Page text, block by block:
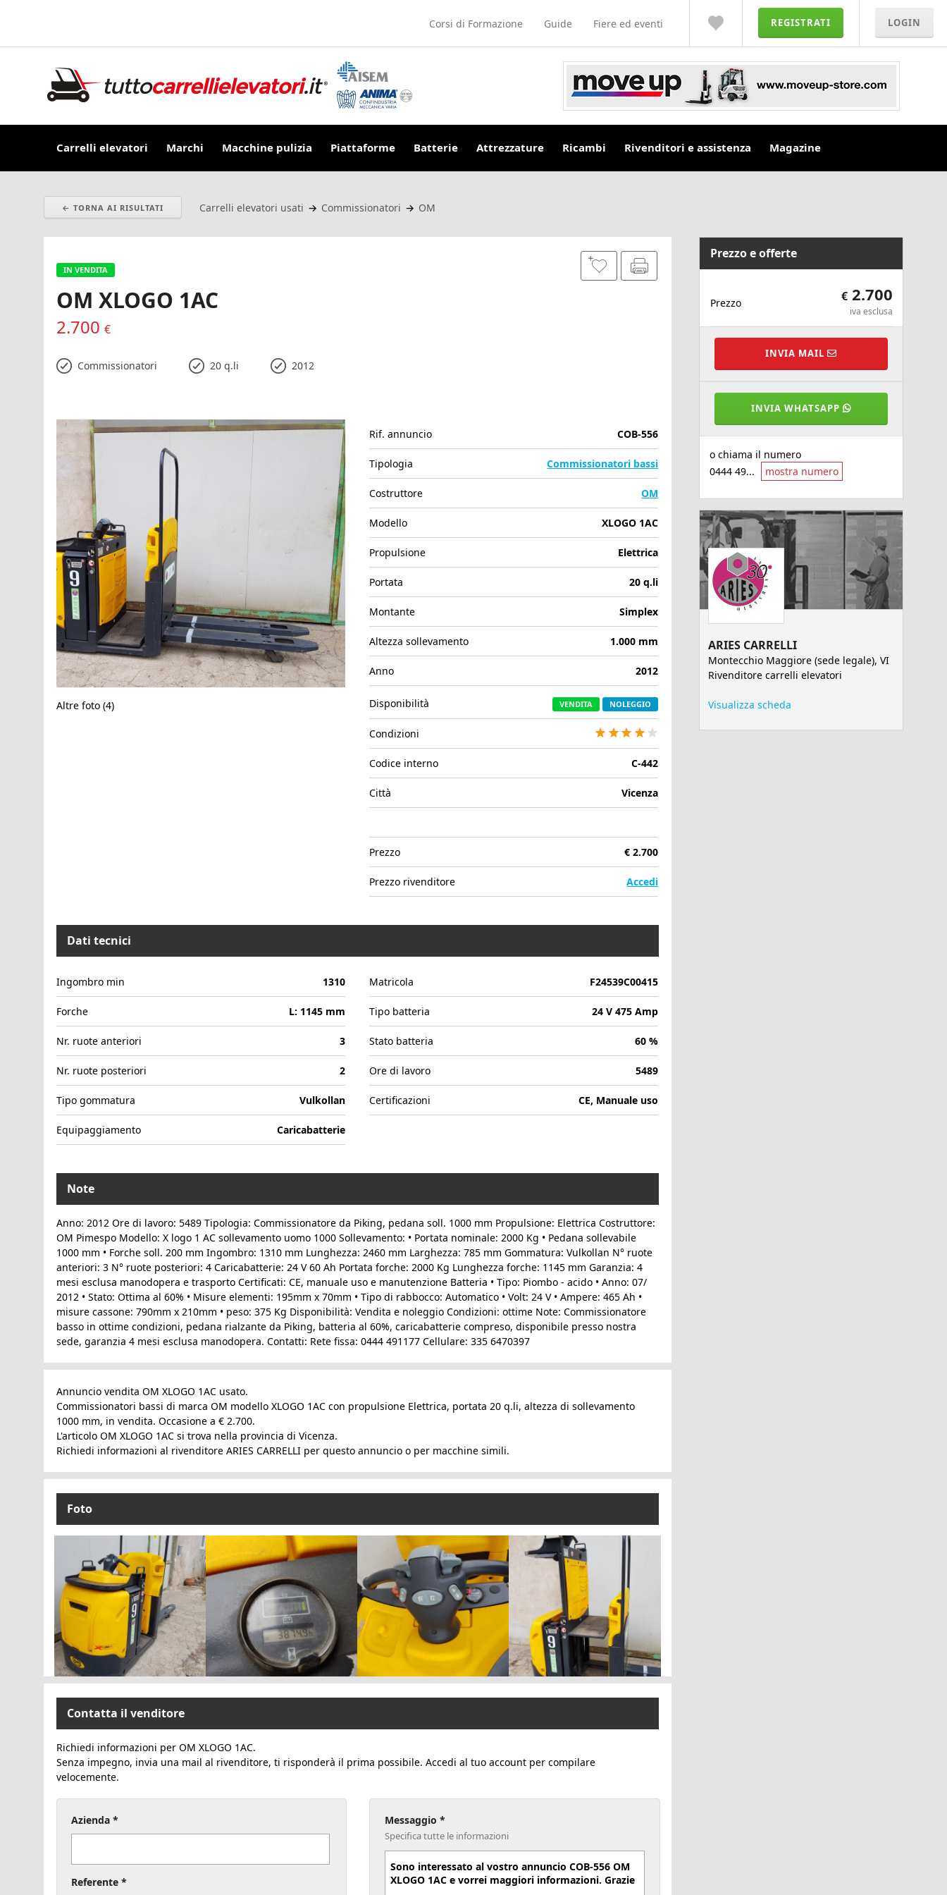
Corsi di Formazione Guide Fiere ed eventi REGISTRATI LOGIN
Carrelli elevatori Marchi Macchine pulizia Piattaforme Batterie Attrezzature Ricambi Rivenditori e assistenza Magazine
← TORNA AI RISULTATI Carrelli elevatori usati → Commissionatori → OM
IN VENDITA
OM XLOGO 1AC
2.700 €
Commissionatori 20 q.li 2012
Altre foto (4)
Rif. annuncio COB-556
Tipologia Commissionatori bassi
Costruttore OM
Modello XLOGO 1AC
Propulsione Elettrica
Portata 20 q.li
Montante Simplex
Altezza sollevamento 1.000 mm
Anno 2012
Disponibilità VENDITA NOLEGGIO
Condizioni
Codice interno C-442
Città Vicenza
Prezzo € 2.700
Prezzo rivenditore Accedi
Dati tecnici
Ingombro min 1310
Forche L: 1145 mm
Nr. ruote anteriori 3
Nr. ruote posteriori 2
Tipo gommatura Vulkollan
Equipaggiamento Caricabatterie
Matricola F24539C00415
Tipo batteria 24 V 475 Amp
Stato batteria 60 %
Ore di lavoro 5489
Certificazioni CE, Manuale uso
Note
Anno: 2012 Ore di lavoro: 5489 Tipologia: Commissionatore da Piking, pedana soll. 1000 mm Propulsione: Elettrica Costruttore:
OM Pimespo Modello: X logo 1 AC sollevamento uomo 1000 Sollevamento: • Portata nominale: 2000 Kg • Pedana sollevabile
1000 mm • Forche soll. 200 mm Ingombro: 1310 mm Lunghezza: 2460 mm Larghezza: 785 mm Gommatura: Vulkollan N° ruote
anteriori: 3 N° ruote posteriori: 4 Caricabatterie: 24 V 60 Ah Portata forche: 2000 Kg Lunghezza forche: 1145 mm Garanzia: 4
mesi esclusa manodopera e trasporto Certificati: CE, manuale uso e manutenzione Batteria • Tipo: Piombo - acido • Anno: 07/
2012 • Stato: Ottima al 60% • Misure elementi: 195mm x 70mm • Tipo di rabbocco: Automatico • Volt: 24 V • Ampere: 465 Ah •
misure cassone: 790mm x 210mm • peso: 375 Kg Disponibilità: Vendita e noleggio Condizioni: ottime Note: Commissionatore
basso in ottime condizioni, pedana rialzante da Piking, batteria al 60%, caricabatterie compreso, disponibile presso nostra
sede, garanzia 4 mesi esclusa manodopera. Contatti: Rete fissa: 0444 491177 Cellulare: 335 6470397
Annuncio vendita OM XLOGO 1AC usato.
Commissionatori bassi di marca OM modello XLOGO 1AC con propulsione Elettrica, portata 20 q.li, altezza di sollevamento
1000 mm, in vendita. Occasione a € 2.700.
L'articolo OM XLOGO 1AC si trova nella provincia di Vicenza.
Richiedi informazioni al rivenditore ARIES CARRELLI per questo annuncio o per macchine simili.
Foto
Contatta il venditore
Richiedi informazioni per OM XLOGO 1AC.
Senza impegno, invia una mail al rivenditore, ti risponderà il prima possibile. Accedi al tuo account per compilare
velocemente.
Azienda *
Referente *
Messaggio *
Specifica tutte le informazioni
Prezzo e offerte
Prezzo €2.700
iva esclusa
INVIA MAIL
INVIA WHATSAPP
o chiama il numero
0444 49...
mostra numero
ARIES CARRELLI
Montecchio Maggiore (sede legale), VI
Rivenditore carrelli elevatori
Visualizza scheda